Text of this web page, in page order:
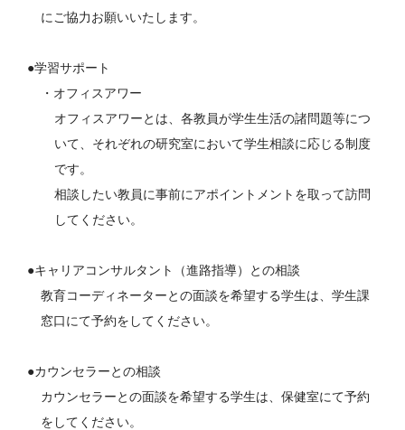
にご協力お願いいたします。
●学習サポート
・オフィスアワー
オフィスアワーとは、各教員が学⽣⽣活の諸問題等につ
いて、それぞれの研究室において学⽣相談に応じる制度
です。
相談したい教員に事前にアポイントメントを取って訪問
してください。
●キャリアコンサルタント（進路指導）との相談
教育コーディネーターとの面談を希望する学生は、学生課
窓口にて予約をしてください。
●カウンセラーとの相談
カウンセラーとの面談を希望する学生は、保健室にて予約
をしてください。